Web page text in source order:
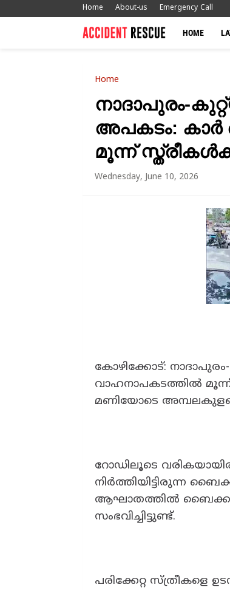
Home About-us Emergency Call
HOME
Home
നാദാപുരം-
അപകടം: കാർ
മൂന്ന്
Wednesday, June 10, 2026
കോഴിക്കോട്:
വാഹനാപകടത്തിൽ മൂന്ന്
മണിയോടെ
റോഡിലൂടെ
നിർത്തിയിട്ടിരുന്ന
ആഘാതത്തിൽ
സംഭവിച്ചിട്ടുണ്ട്.
പരിക്കേറ്റ സ്ത്രീകളെ